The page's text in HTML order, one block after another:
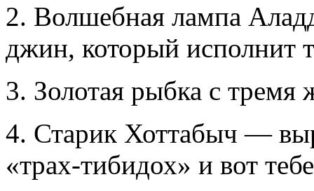
2. Волшебная лампа
джин, который исполнит
3. Золотая рыбка с тремя
4. Старик Хоттабыч —
«трах-тибидох» и вот